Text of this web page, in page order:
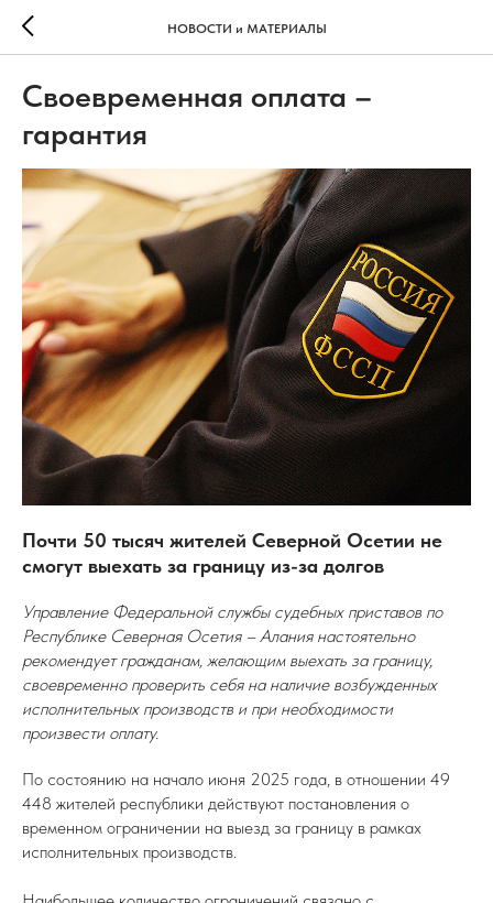
НОВОСТИ и МАТЕРИАЛЫ
Своевременная оплата –
гарантия
Почти 50 тысяч жителей Северной Осетии не
смогут выехать за границу из-за долгов
Управление Федеральной службы судебных приставов по
Республике Северная Осетия – Алания настоятельно
рекомендует гражданам, желающим выехать за границу,
своевременно проверить себя на наличие возбужденных
исполнительных производств и при необходимости
произвести оплату.
По состоянию на начало июня 2025 года, в отношении 49
448 жителей республики действуют постановления о
временном ограничении на выезд за границу в рамках
исполнительных производств.